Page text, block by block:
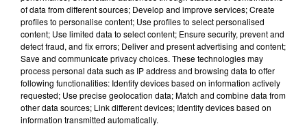
of data from different sources; Develop and improve services; Create
profiles to personalise content; Use profiles to select personalised
content; Use limited data to select content; Ensure security, prevent and
detect fraud, and fix errors; Deliver and present advertising and content;
Save and communicate privacy choices. These technologies may
process personal data such as IP address and browsing data to offer
following functionalities: Identify devices based on information actively
requested; Use precise geolocation data; Match and combine data from
other data sources; Link different devices; Identify devices based on
information transmitted automatically.